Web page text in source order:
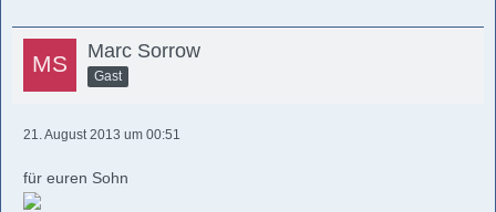
Marc Sorrow
Gast
21. August 2013 um 00:51
für euren Sohn